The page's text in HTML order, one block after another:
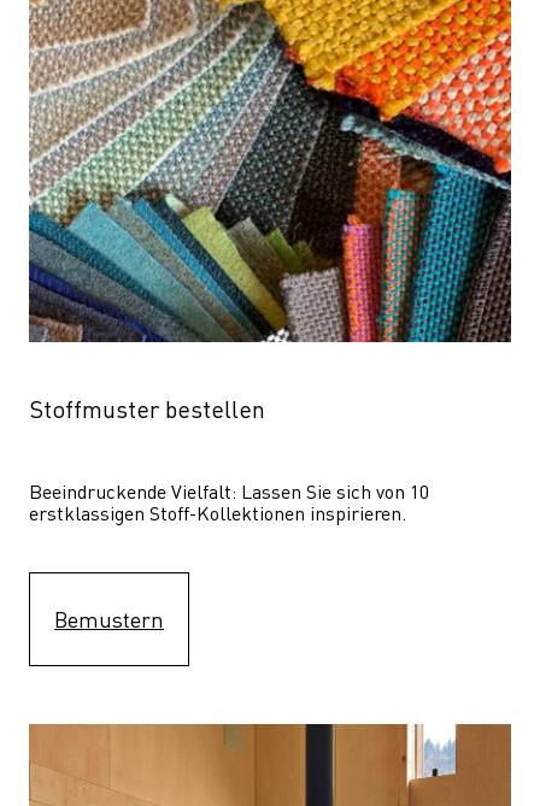
Stoffmuster bestellen
Beeindruckende Vielfalt: Lassen Sie sich von 10
erstklassigen Stoff-Kollektionen inspirieren.
Bemustern